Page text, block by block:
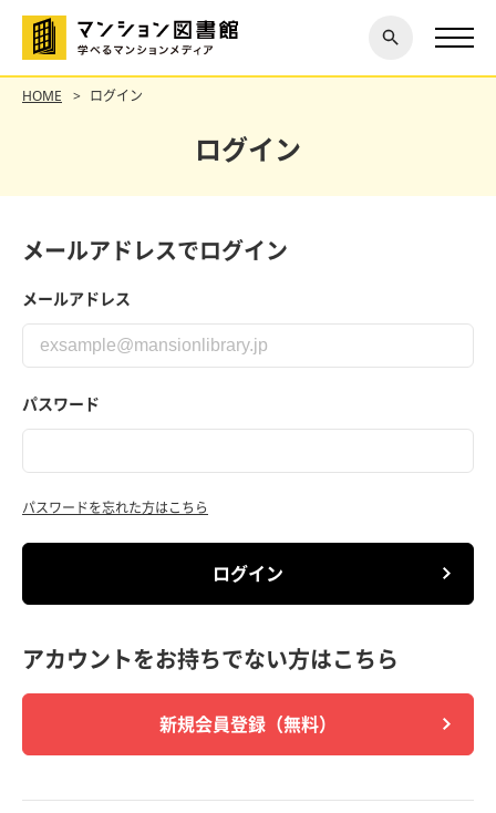
探す
閉じ
る
HOME ログイン
ログイン
メールアドレスでログイン
メールアドレス
パスワード
パスワードを忘れた方はこちら
ログイン
アカウントをお持ちでない方はこちら
新規会員登録（無料）